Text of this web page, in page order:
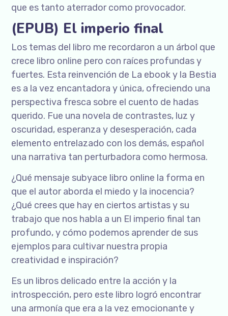
que es tanto aterrador como provocador.
(EPUB) El imperio final
Los temas del libro me recordaron a un árbol que
crece libro online​ pero con raíces profundas y
fuertes. Esta reinvención de La ebook y la Bestia
es a la vez encantadora y única, ofreciendo una
perspectiva fresca sobre el cuento de hadas
querido. Fue una novela de contrastes, luz y
oscuridad, esperanza y desesperación, cada
elemento entrelazado con los demás, español
una narrativa tan perturbadora como hermosa.
¿Qué mensaje subyace libro online​ la forma en
que el autor aborda el miedo y la inocencia?
¿Qué crees que hay en ciertos artistas y su
trabajo que nos habla a un El imperio final tan
profundo, y cómo podemos aprender de sus
ejemplos para cultivar nuestra propia
creatividad e inspiración?
Es un libros delicado entre la acción y la
introspección, pero este libro logró encontrar
una armonía que era a la vez emocionante y